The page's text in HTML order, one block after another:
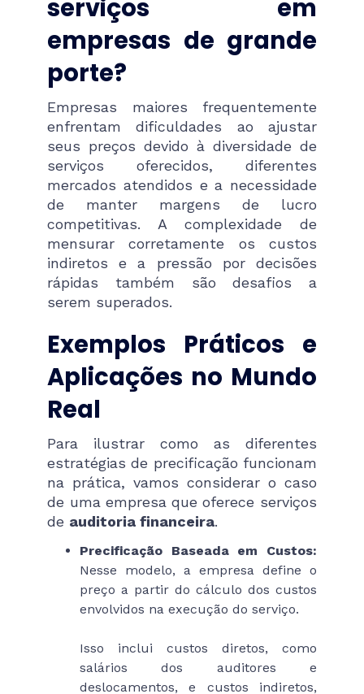
serviços em
empresas de grande
porte?
Empresas maiores frequentemente
enfrentam dificuldades ao ajustar
seus preços devido à diversidade de
serviços oferecidos, diferentes
mercados atendidos e a necessidade
de manter margens de lucro
competitivas. A complexidade de
mensurar corretamente os custos
indiretos e a pressão por decisões
rápidas também são desafios a
serem superados.
Exemplos Práticos e
Aplicações no Mundo
Real
Para ilustrar como as diferentes
estratégias de precificação funcionam
na prática, vamos considerar o caso
de uma empresa que oferece serviços
de auditoria financeira.
Precificação Baseada em Custos:
Nesse modelo, a empresa define o
preço a partir do cálculo dos custos
envolvidos na execução do serviço.
Isso inclui custos diretos, como
salários dos auditores e
deslocamentos, e custos indiretos,